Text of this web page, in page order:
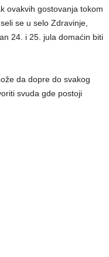
ovakvih gostovanja tokom
se u selo Zdravinje,
24. i 25. jula domaćin biti
da dopre do svakog
svuda gde postoji